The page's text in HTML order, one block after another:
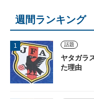
週間ランキング
話題
ヤタガラ
た理由